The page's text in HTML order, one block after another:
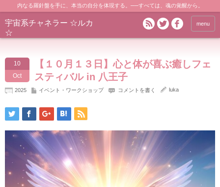
内なる羅針盤を手に、本当の自分を体現する。──すべては、魂の覚醒から。
宇宙系チャネラー ☆ルカ
☆
menu
10
Oct
【１０月１３日】心と体が喜ぶ癒しフェ
スティバル in 八王子
2025 イベント・ワークショップ コメントを書く luka